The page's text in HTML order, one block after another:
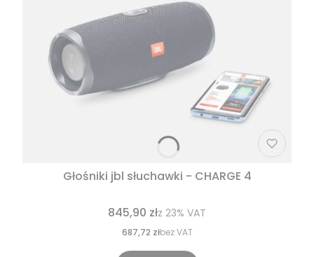
Głośniki jbl słuchawki - CHARGE 4
845,90 złz 23% VAT
687,72 złbez VAT